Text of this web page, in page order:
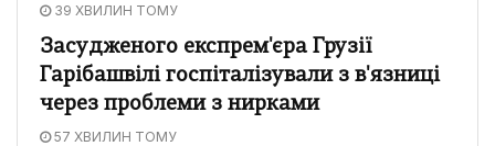
39 ХВИЛИН ТОМУ
Засудженого експрем'єра Грузії
Гарібашвілі госпіталізували з в'язниці
через проблеми з нирками
57 ХВИЛИН ТОМУ